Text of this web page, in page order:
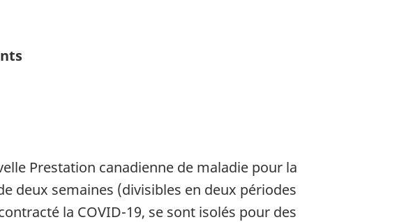
Prestation canadienne de maladie pour la
deux semaines (divisibles en deux périodes
la COVID-19, se sont isolés pour des